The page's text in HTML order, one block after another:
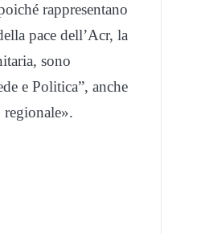
rappresentano
pace dell’Acr, la
sono
e Politica”, anche